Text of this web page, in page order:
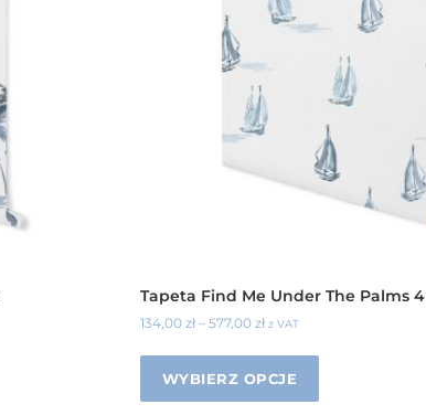
Tapeta Find Me Under The Palms 4
134,00 zł– 577,00 zł z VAT
WYBIERZ OPCJE